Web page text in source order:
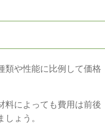
類や性能に比例して価格
料によっても費用は前後
ょう。